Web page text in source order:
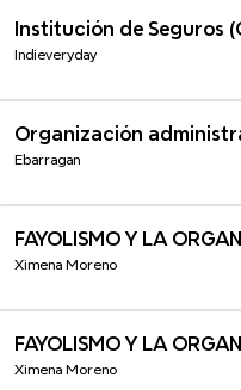
Xmind Favorites
Institución de Seguros
Indieveryday
Xmind Favorites
Organización
Ebarragan
Ximena Moreno
Ximena Moreno